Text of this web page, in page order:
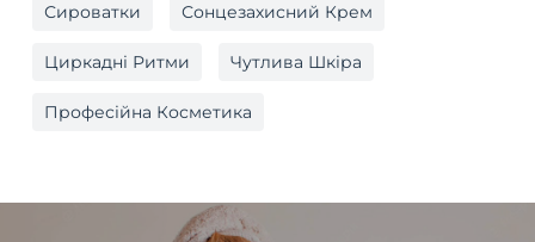
Сироватки Сонцезахисний Крем
Циркадні Ритми Чутлива Шкіра
Професійна Косметика